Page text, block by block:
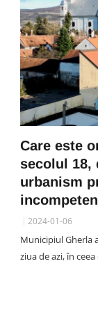
Care este
secolul 18,
urbanism
2024-01-06
Municipiul Gherla
ziua de azi, în